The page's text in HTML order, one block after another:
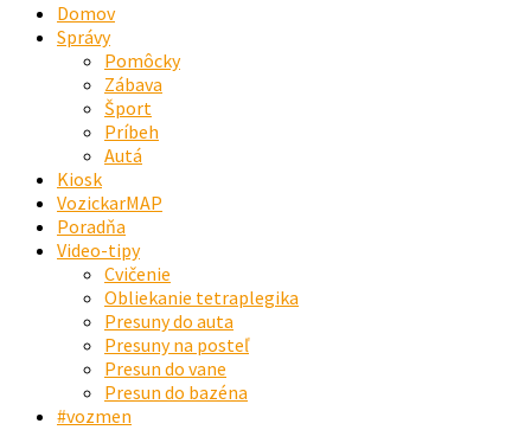
Domov
Správy
Pomôcky
Zábava
Šport
Príbeh
Autá
Kiosk
VozickarMAP
Poradňa
Video-tipy
Cvičenie
Obliekanie tetraplegika
Presuny do auta
Presuny na posteľ
Presun do vane
Presun do bazéna
#vozmen